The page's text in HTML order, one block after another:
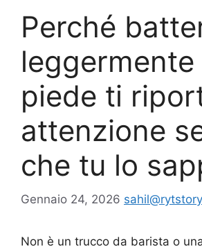
Perché
leggermente
piede ti
attenzione
che tu lo
Gennaio 24, 2026
Non è un trucco da barista o